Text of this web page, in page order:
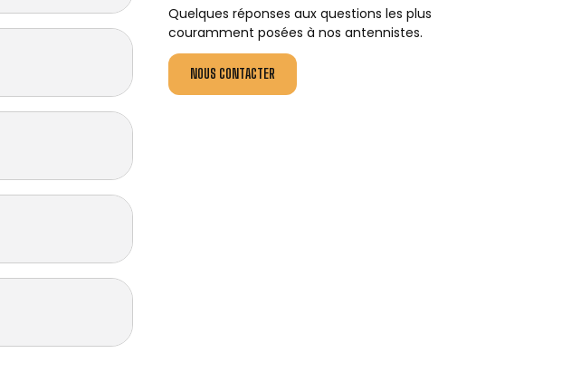
Quelques réponses aux questions les plus
couramment posées à nos antennistes.
NOUS CONTACTER